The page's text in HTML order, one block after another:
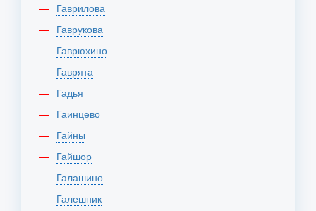
Гаврилова
Гаврукова
Гаврюхино
Гаврята
Гадья
Гаинцево
Гайны
Гайшор
Галашино
Галешник